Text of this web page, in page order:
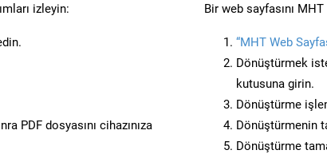
izleyin:
PDF dosyasını cihazınıza
Bir web sayfasını
“MHT Web
Dönüştürmek
kutusuna girin.
Dönüştürme
Dönüştürmenin
Dönüştürme